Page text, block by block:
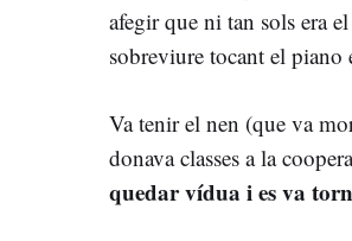
afegir que ni tan sols era
sobreviure tocant el
Va tenir el nen (que va
donava classes a la
quedar vídua i es va